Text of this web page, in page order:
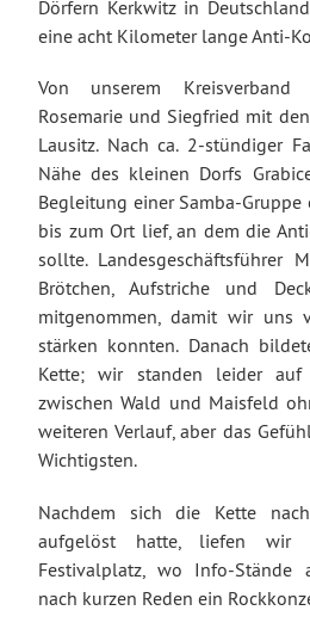
Dörfern Kerkwitz in
eine acht Kilometer lange Anti-
Von unserem
Rosemarie und Siegfried mit
Lausitz. Nach ca. 2-stündiger
Nähe des kleinen Dorfs
Begleitung einer Samba-
bis zum Ort lief, an dem die
sollte. Landesgeschäftsführer
Brötchen, Aufstriche und
mitgenommen, damit wir uns
stärken konnten. Danach
Kette; wir standen leider
zwischen Wald und Maisfeld
weiteren Verlauf, aber das
Wichtigsten.
Nachdem sich die Kette
aufgelöst hatte, liefen wir
Festivalplatz, wo Info-Stände
nach kurzen Reden ein